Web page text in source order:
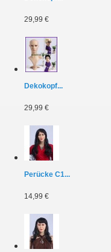
29,99 €
Dekokopf...
29,99 €
Perücke C1...
14,99 €